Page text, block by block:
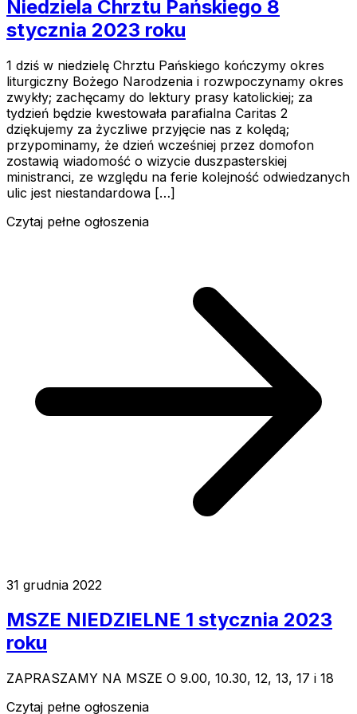
Niedziela Chrztu Pańskiego 8
stycznia 2023 roku
1 dziś w niedzielę Chrztu Pańskiego kończymy okres
liturgiczny Bożego Narodzenia i rozwpoczynamy okres
zwykły; zachęcamy do lektury prasy katolickiej; za
tydzień będzie kwestowała parafialna Caritas 2
dziękujemy za życzliwe przyjęcie nas z kolędą;
przypominamy, że dzień wcześniej przez domofon
zostawią wiadomość o wizycie duszpasterskiej
ministranci, ze względu na ferie kolejność odwiedzanych
ulic jest niestandardowa […]
Czytaj pełne ogłoszenia
31 grudnia 2022
MSZE NIEDZIELNE 1 stycznia 2023
roku
ZAPRASZAMY NA MSZE O 9.00, 10.30, 12, 13, 17 i 18
Czytaj pełne ogłoszenia